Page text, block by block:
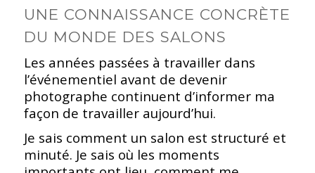
UNE CONNAISSANCE CONCRÈTE
DU MONDE DES SALONS
Les années passées à travailler dans
l’événementiel avant de devenir
photographe continuent d’informer ma
façon de travailler aujourd’hui.
Je sais comment un salon est structuré et
minuté. Je sais où les moments